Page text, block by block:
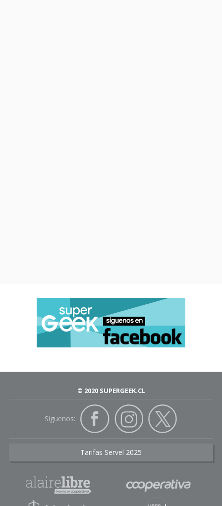
© 2020 SUPERGEEK.CL
Siguenos:
Tarifas Servel 2025